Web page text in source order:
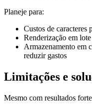
Planeje para:
Custos de caracteres
Renderização em
Armazenamento em
reduzir gastos
Limitações e
Mesmo com resultados